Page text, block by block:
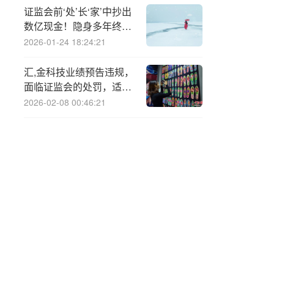
证监会前‘处’长‘家’中抄出
数亿现金！隐身多年终被
查
2026-01-24 18:24:21
汇,金科技业绩预告违规，
面临证监会的处罚，适格
股民可索赔损失！
2026-02-08 00:46:21